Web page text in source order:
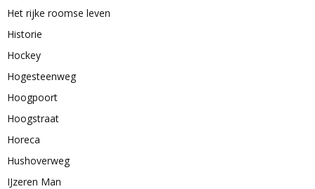
Het rijke roomse leven
Historie
Hockey
Hogesteenweg
Hoogpoort
Hoogstraat
Horeca
Hushoverweg
IJzeren Man